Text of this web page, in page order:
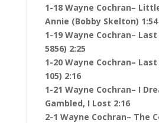
1-18 Wayne Cochran–
Annie (Bobby Skelton) 1:54
1-19 Wayne Cochran–
5856) 2:25
1-20 Wayne Cochran–
105) 2:16
1-21 Wayne Cochran– I
Gambled, I Lost 2:16
2-1 Wayne Cochran– The